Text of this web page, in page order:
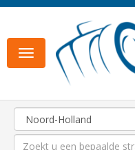
Toggle
navigation